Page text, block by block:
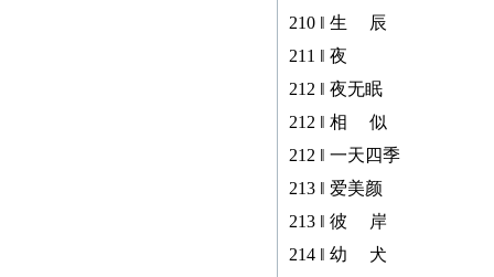
210 ‖ 生 辰
211 ‖ 夜
212 ‖ 夜无眠
212 ‖ 相 似
212 ‖ 一天四季
213 ‖ 爱美颜
213 ‖ 彼 岸
214 ‖ 幼 犬